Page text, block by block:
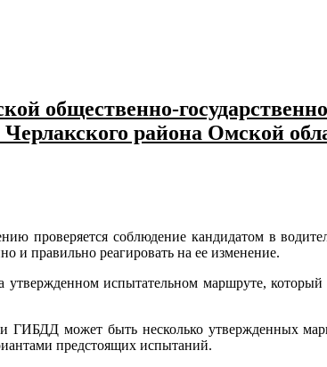
общественно-
района Омской
проверяется соблюдение кандидатом в
и правильно реагировать на ее изменение.
утвержденном испытательном маршруте,
ГИБДД может быть несколько утвержденных
предстоящих испытаний.